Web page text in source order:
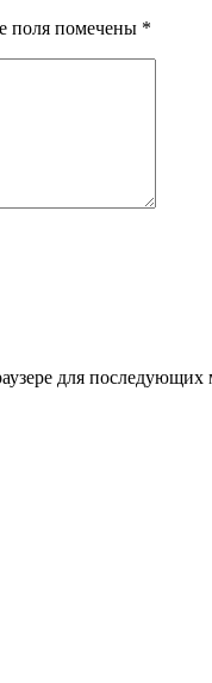
поля помечены *
для